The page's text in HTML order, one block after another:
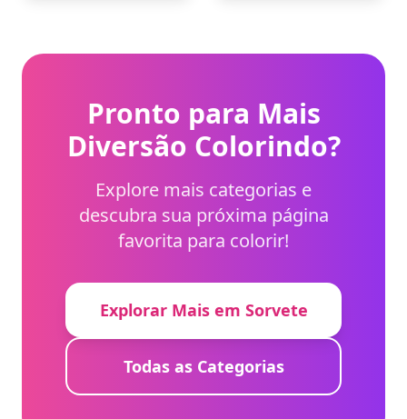
Pronto para Mais
Diversão Colorindo?
Explore mais categorias e
descubra sua próxima página
favorita para colorir!
Explorar Mais em Sorvete
Todas as Categorias